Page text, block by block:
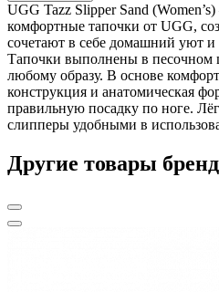
UGG Tazz Slipper Sand
комфортные тапочки от UGG,
сочетают в себе домашний уют
Тапочки выполнены в песочном
любому образу. В основе
конструкция и анатомическая
правильную посадку по ноге.
слипперы удобными в
Другие товары